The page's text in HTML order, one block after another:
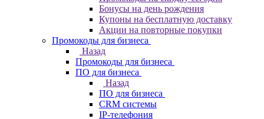
Бонусы на день рождения
Купоны на бесплатную доставку
Акции на повторные покупки
Промокоды для бизнеса
Назад
Промокоды для бизнеса
ПО для бизнеса
Назад
ПО для бизнеса
CRM системы
IP-телефония